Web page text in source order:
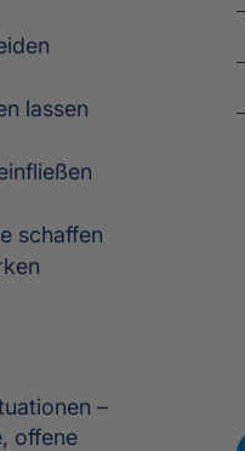
lassen
schaffen
–
offene